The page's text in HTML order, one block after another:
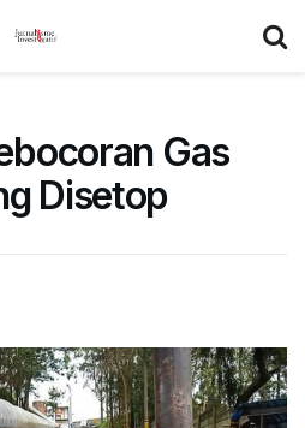
Gas
Disetop